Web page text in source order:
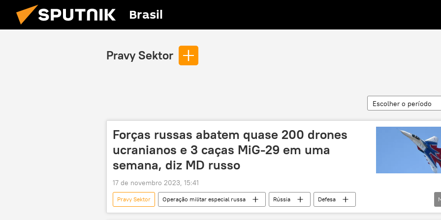
Brasil
Pravy Sektor
Escolher o período
Forças russas abatem quase 200 drones
ucranianos e 3 caças MiG-29 em uma
semana, diz MD russo
17 de novembro 2023, 15:41
Pravy Sektor Operação militar especial russa Rússia
Defesa
Ministério da Defesa (Rússia)
Federação da Rússia MiG-29